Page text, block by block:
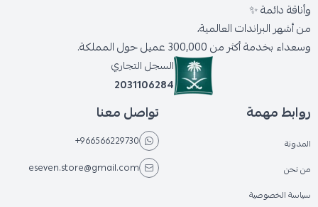
وأناقة دائمة ✨
من أشهر البراندات العالمية،
وسعداء بخدمة أكثر من 300,000 عميل حول المملكة.
السجل التجاري
2031106284
روابط مهمة
المدونة
من نحن
سياسة الخصوصية
تواصل معنا
+966566229730
eseven.store@gmail.com